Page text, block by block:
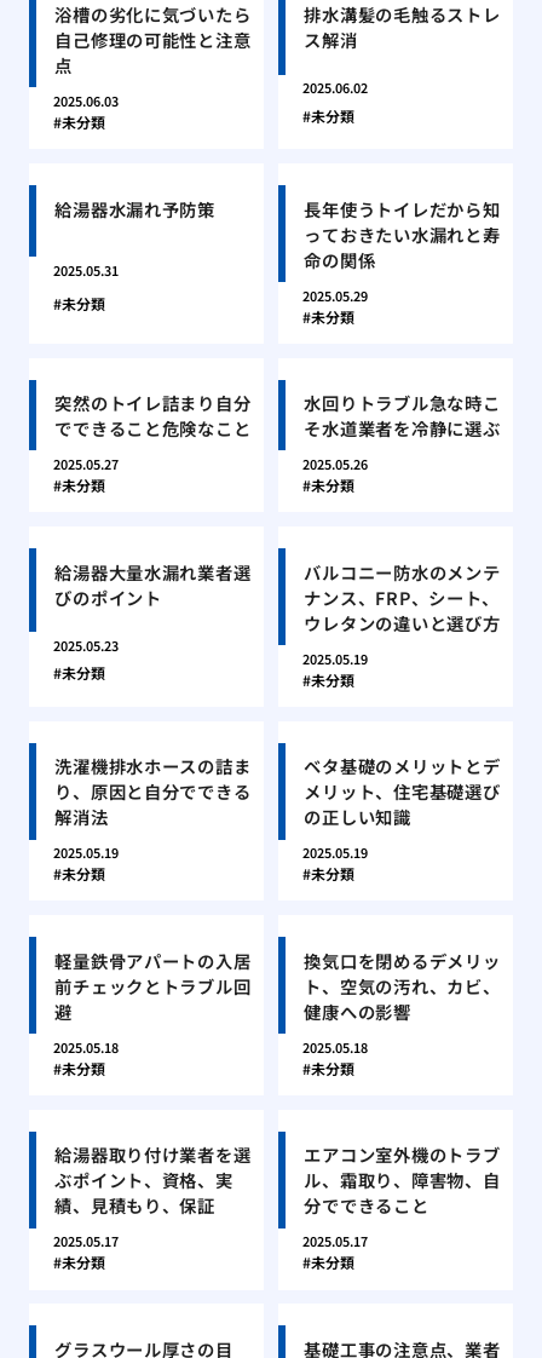
浴槽の劣化に気づいたら
自己修理の可能性と注意
点
2025.06.03
未分類
排水溝髪の毛触るストレ
ス解消
2025.06.02
未分類
給湯器水漏れ予防策
2025.05.31
未分類
長年使うトイレだから知
っておきたい水漏れと寿
命の関係
2025.05.29
未分類
突然のトイレ詰まり自分
でできること危険なこと
2025.05.27
未分類
水回りトラブル急な時こ
そ水道業者を冷静に選ぶ
2025.05.26
未分類
給湯器大量水漏れ業者選
びのポイント
2025.05.23
未分類
バルコニー防水のメンテ
ナンス、FRP、シート、
ウレタンの違いと選び方
2025.05.19
未分類
洗濯機排水ホースの詰ま
り、原因と自分でできる
解消法
2025.05.19
未分類
ベタ基礎のメリットとデ
メリット、住宅基礎選び
の正しい知識
2025.05.19
未分類
軽量鉄骨アパートの入居
前チェックとトラブル回
避
2025.05.18
未分類
換気口を閉めるデメリッ
ト、空気の汚れ、カビ、
健康への影響
2025.05.18
未分類
給湯器取り付け業者を選
ぶポイント、資格、実
績、見積もり、保証
2025.05.17
未分類
エアコン室外機のトラブ
ル、霜取り、障害物、自
分でできること
2025.05.17
未分類
グラスウール厚さの目 基礎工事の注意点、業者